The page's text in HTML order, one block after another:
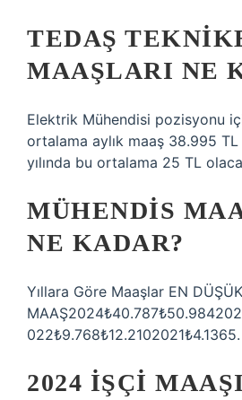
TEDAŞ
MAAŞLARI NE
Elektrik Mühendisi pozisyonu
ortalama aylık maaş 38.995
yılında bu ortalama 25 TL
MÜHENDIS
NE KADAR?
Yıllara Göre Maaşlar EN
022₺9.768₺12.2102021₺4.1365.
2024 IŞÇI